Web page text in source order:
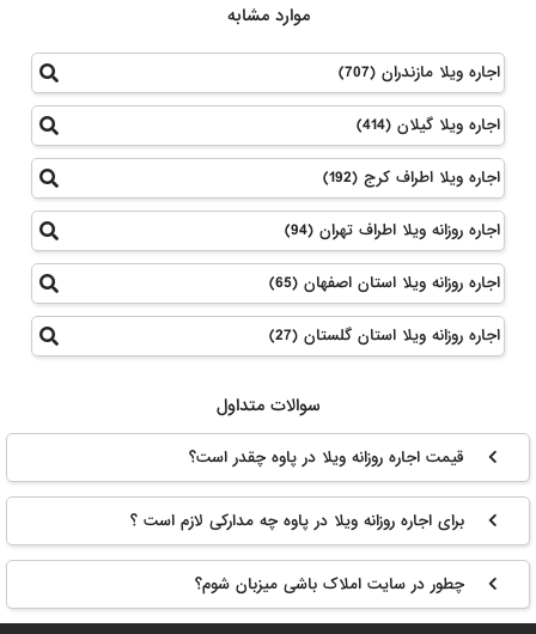
موارد مشابه
اجاره ویلا مازندران (707)
اجاره ویلا گیلان (414)
اجاره ویلا اطراف کرج (192)
اجاره روزانه ویلا اطراف تهران (94)
اجاره روزانه ویلا استان اصفهان (65)
اجاره روزانه ویلا استان گلستان (27)
سوالات متداول
قیمت اجاره روزانه ویلا در پاوه چقدر است؟
برای اجاره روزانه ویلا در پاوه چه مدارکی لازم است ؟
چطور در سایت املاک باشی میزبان شوم؟